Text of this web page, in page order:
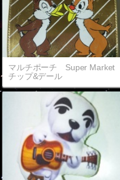
マルチポーチ Super Market
チップ&デール